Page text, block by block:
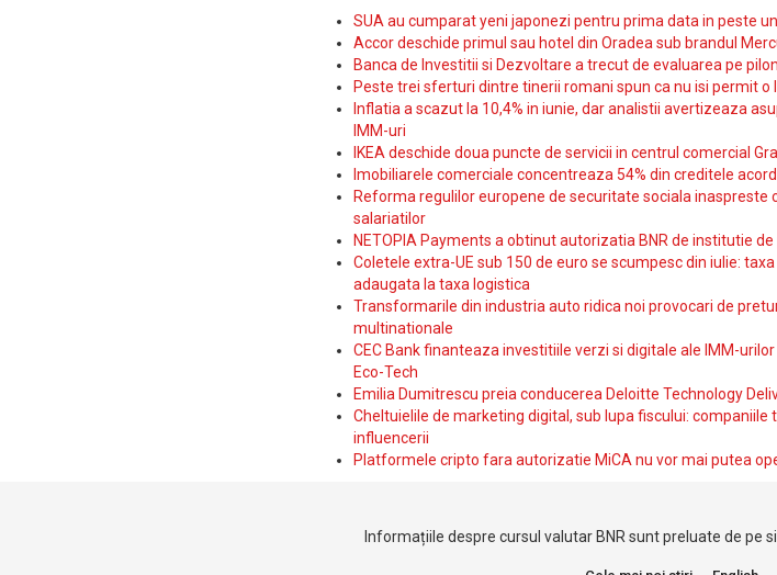
SUA au cumparat yeni japonezi pentru prima data in peste
Accor deschide primul sau hotel din Oradea sub brandul
Banca de Investitii si Dezvoltare a trecut de evaluarea pe
Peste trei sferturi dintre tinerii romani spun ca nu isi permit o
Inflatia a scazut la 10,4% in iunie, dar analistii avertizeaza
IMM-uri
IKEA deschide doua puncte de servicii in centrul comercial
Imobiliarele comerciale concentreaza 54% din creditele
Reforma regulilor europene de securitate sociala inaspreste
salariatilor
NETOPIA Payments a obtinut autorizatia BNR de institutie de
Coletele extra-UE sub 150 de euro se scumpesc din iulie:
adaugata la taxa logistica
Transformarile din industria auto ridica noi provocari de
multinationale
CEC Bank finanteaza investitiile verzi si digitale ale IMM-
Eco-Tech
Emilia Dumitrescu preia conducerea Deloitte Technology
Cheltuielile de marketing digital, sub lupa fiscului: companiile
influencerii
Platformele cripto fara autorizatie MiCA nu vor mai putea
Informațiile despre cursul valutar BNR sunt preluate de pe